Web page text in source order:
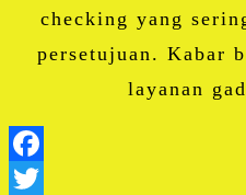
checking yang
persetujuan. Kabar
layanan